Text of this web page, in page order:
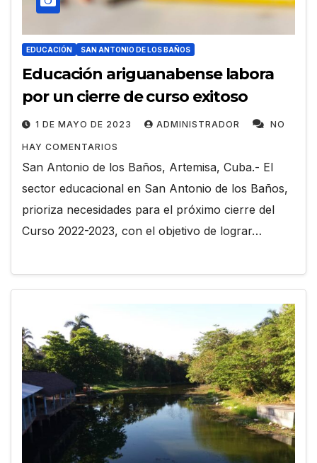
EDUCACIÓN SAN ANTONIO DE LOS BAÑOS
Educación ariguanabense labora
por un cierre de curso exitoso
1 DE MAYO DE 2023 ADMINISTRADOR NO
HAY COMENTARIOS
San Antonio de los Baños, Artemisa, Cuba.- El
sector educacional en San Antonio de los Baños,
prioriza necesidades para el próximo cierre del
Curso 2022-2023, con el objetivo de lograr…